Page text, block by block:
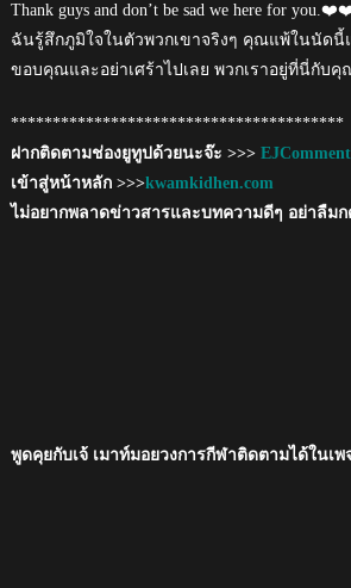
Thank guys and don’t be sad we here for
ฉันรู้สึกภูมิใจในตัวพวกเขาจริงๆ คุณแพ้ในนัดนี้
ขอบคุณและอย่าเศร้าไปเลย พวกเราอยู่ที่นี่กั
****************************************
ฝากติดตามช่องยูทูปด้วยนะจ๊ะ >>> EJComment
เข้าสู่หน้าหลัก >>>kwamkidhen.com
ไม่อยากพลาดข่าวสารและบทความดีๆ อย่าลืม
พูดคุยกับเจ้ เมาท์มอยวงการกีฬาติดตามได้ในเ